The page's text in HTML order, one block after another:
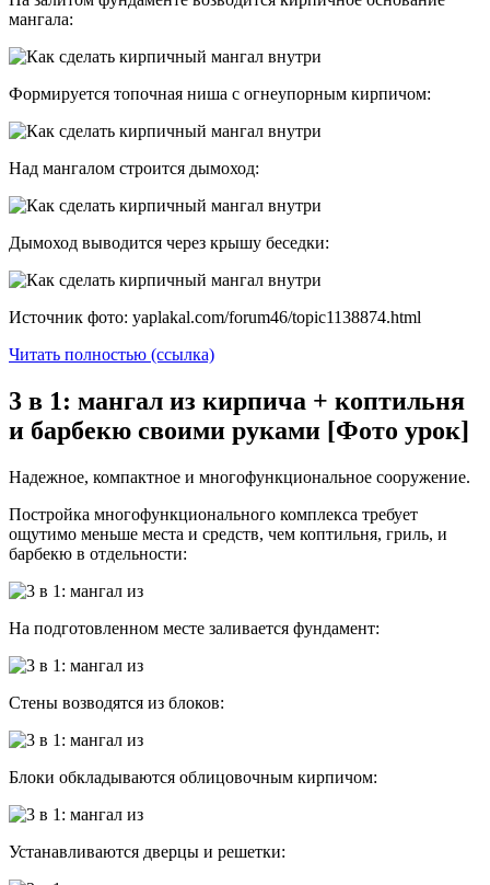
мангала:
Формируется топочная ниша с огнеупорным кирпичом:
Над мангалом строится дымоход:
Дымоход выводится через крышу беседки:
Источник фото: yaplakal.com/forum46/topic1138874.html
Читать полностью (ссылка)
3 в 1: мангал из кирпича + коптильня
и барбекю своими руками [Фото урок]
Надежное, компактное и многофункциональное сооружение.
Постройка многофункционального комплекса требует
ощутимо меньше места и средств, чем коптильня, гриль, и
барбекю в отдельности:
На подготовленном месте заливается фундамент:
Стены возводятся из блоков:
Блоки обкладываются облицовочным кирпичом:
Устанавливаются дверцы и решетки: